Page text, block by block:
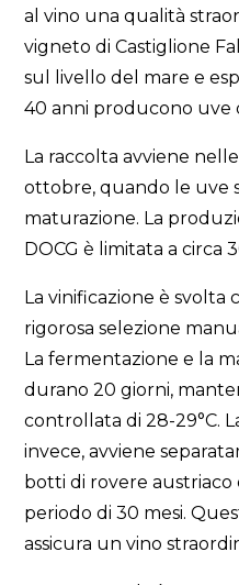
al vino una qualità
vigneto di Castiglione
sul livello del mare e
40 anni producono uve
La raccolta avviene
ottobre, quando le uve
maturazione. La
DOCG è limitata a circa
La vinificazione è svolta
rigorosa selezione
La fermentazione e la
durano 20 giorni,
controllata di 28-29°C.
invece, avviene
botti di rovere austriaco
periodo di 30 mesi.
assicura un vino